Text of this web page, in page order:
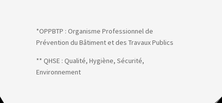
*OPPBTP : Organisme Professionnel de
Prévention du Bâtiment et des Travaux Publics
** QHSE : Qualité, Hygiène, Sécurité,
Environnement